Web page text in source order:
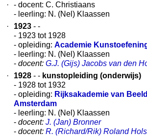
·
- docent: C. Christiaans
- leerling: N. (Nel) Klaassen
·
1923 - -
- 1923 tot 1928
- opleiding: Academie
- leerling: N. (Nel) Klaassen
- docent: G.J. (Gijs) Jacobs van den
·
1928 - - kunstopleiding (onderwijs)
- 1928 tot 1932
- opleiding: Rijksakademie van
Amsterdam
- leerling: N. (Nel) Klaassen
- docent: J. (Jan) Bronner
- docent: R. (Richard/Rik) Roland